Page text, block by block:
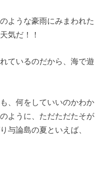
ような豪雨にみまわれた
気だ！！
ているのだから、海で遊
、何をしていいのかわか
ように、ただただたそが
与論島の夏といえば、